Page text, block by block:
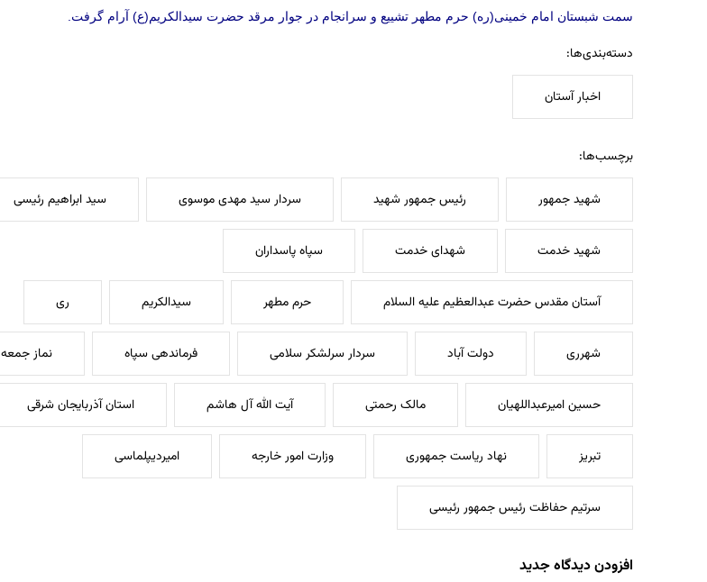
سمت شبستان امام خمینی(ره) حرم مطهر تشییع و سرانجام در جوار مرقد حضرت سیدالکریم(ع) آرام گرفت.
دسته‌بندی‌ها:
اخبار آستان
برچسب‌ها:
شهید جمهور رئیس جمهور شهید سردار سید مهدی موسوی سید ابراهیم رئیسی
شهید خدمت شهدای خدمت سپاه پاسداران
آستان مقدس حضرت عبدالعظیم علیه السلام حرم مطهر سیدالکریم ری
شهرری دولت آباد سردار سرلشکر سلامی فرماندهی سپاه نماز جمعه
حسین امیرعبداللهیان مالک رحمتی آیت الله آل هاشم استان آذربایجان شرقی
تبریز نهاد ریاست جمهوری وزارت امور خارجه امیردیپلماسی
سرتیم حفاظت رئیس جمهور رئیسی
افزودن دیدگاه جدید